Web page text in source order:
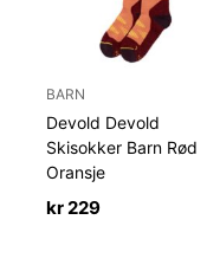
BARN
Devold Devold
Skisokker Barn Rød
Oransje
kr 229